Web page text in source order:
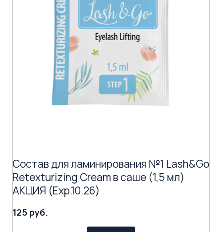
Состав для ламинирования №1 Lash&Go
Retexturizing Cream в саше (1,5 мл)
АКЦИЯ (Exp.10.26)
125 руб.